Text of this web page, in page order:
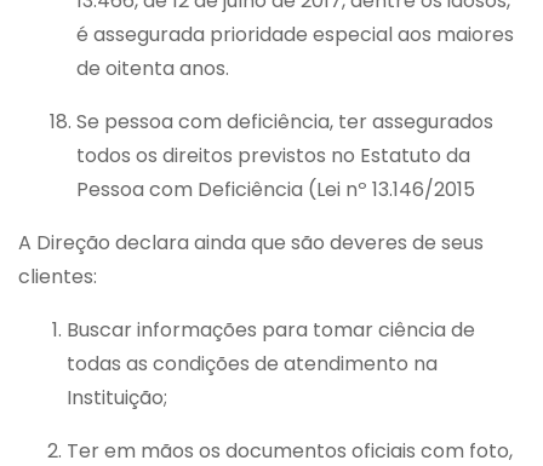
é assegurada prioridade especial aos maiores
de oitenta anos.
Se pessoa com deficiência, ter assegurados
todos os direitos previstos no Estatuto da
Pessoa com Deficiência (Lei nº 13.146/2015
A Direção declara ainda que são deveres de seus
clientes:
Buscar informações para tomar ciência de
todas as condições de atendimento na
Instituição;
Ter em mãos os documentos oficiais com foto,